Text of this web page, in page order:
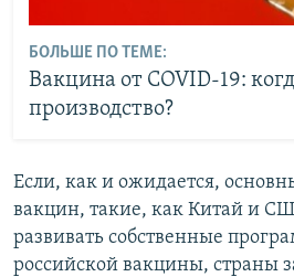
БОЛЬШЕ ПО ТЕМЕ:
Вакцина от COVID-19:
производство?
Если, как и ожидается,
вакцин, такие, как Китай и
развивать собственные
российской вакцины, страны